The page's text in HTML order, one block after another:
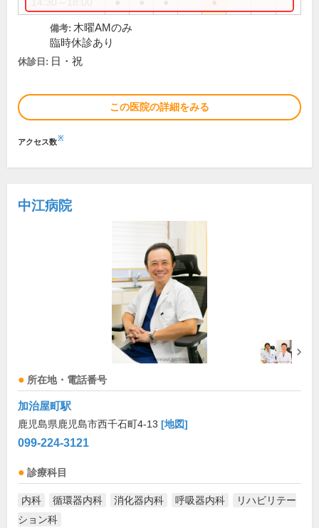
備考: 木曜AMのみ
臨時休診あり
休診日: 日・祝
この医院の詳細をみる
アクセス数※
中江病院
所在地・電話番号
加治屋町駅
鹿児島県鹿児島市西千石町4-13 [地図]
099-224-3121
診療科目
内科 循環器内科 消化器内科 呼吸器内科
リハビリテー
ション科